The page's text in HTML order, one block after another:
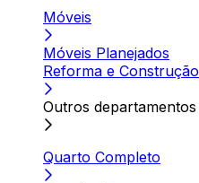
Móveis
Móveis Planejados
Reforma e Construção
Outros departamentos
Quarto Completo